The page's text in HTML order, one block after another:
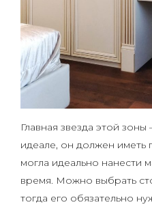
Главная звезда этой зоны
идеале, он должен иметь
могла идеально нанести
время. Можно выбрать
тогда его обязательно